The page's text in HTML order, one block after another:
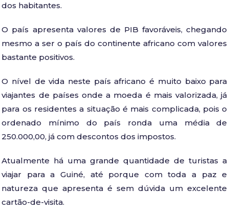
dos habitantes.
O país apresenta valores de PIB favoráveis, chegando
mesmo a ser o país do continente africano com valores
bastante positivos.
O nível de vida neste país africano é muito baixo para
viajantes de países onde a moeda é mais valorizada, já
para os residentes a situação é mais complicada, pois o
ordenado mínimo do país ronda uma média de
250.000,00, já com descontos dos impostos.
Atualmente há uma grande quantidade de turistas a
viajar para a Guiné, até porque com toda a paz e
natureza que apresenta é sem dúvida um excelente
cartão-de-visita.